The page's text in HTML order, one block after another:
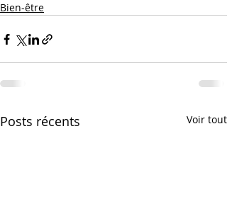
Bien-être
Posts récents Voir tout